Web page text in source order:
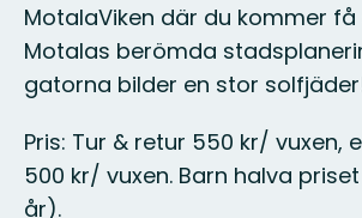
MotalaViken där du kommer få
Motalas berömda
gatorna bilder en stor
Pris: Tur & retur 550 kr/ vuxen,
500 kr/ vuxen. Barn halva
år).